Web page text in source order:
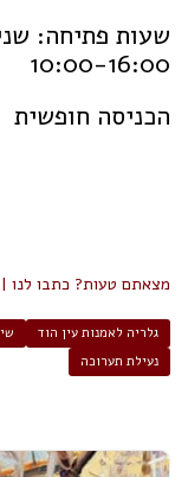
10:00-16:00
הכניסה חופשית
מצאתם טעות? כתבו לנו |
גלריה לאמנות עין הוד
נעילת תערוכה